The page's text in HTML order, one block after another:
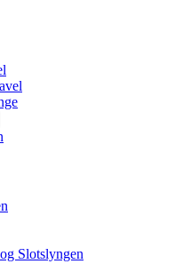
Slotslyngen